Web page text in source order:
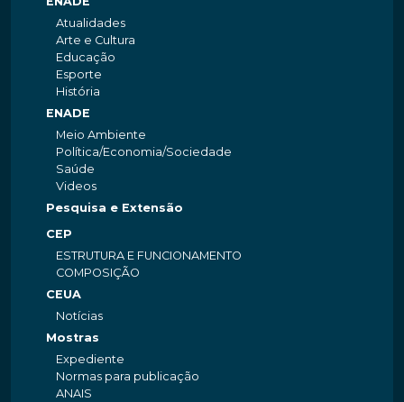
Atualidades
Arte e Cultura
Educação
Esporte
História
ENADE
Meio Ambiente
Política/Economia/Sociedade
Saúde
Videos
Pesquisa e Extensão
CEP
ESTRUTURA E FUNCIONAMENTO
COMPOSIÇÃO
CEUA
Notícias
Mostras
Expediente
Normas para publicação
ANAIS